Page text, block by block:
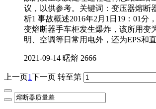
议，以供参考。关键词：变压器熔断
析1 事故概述2016年2月1日19：01分
变熔断器手车柜发生爆炸，该所用变
明、空调等日常用电外，还为EPS和
2021-09-14 曙熔 2666
上一页1下一页 转至第